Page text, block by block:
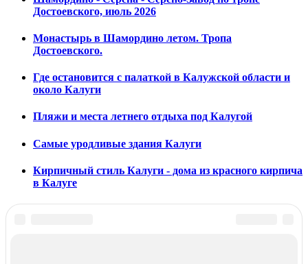
Достоевского, июль 2026
Монастырь в Шамордино летом. Тропа
Достоевского.
Где остановится с палаткой в Калужской области и
около Калуги
Пляжи и места летнего отдыха под Калугой
Самые уродливые здания Калуги
Кирпичный стиль Калуги - дома из красного кирпича
в Калуге